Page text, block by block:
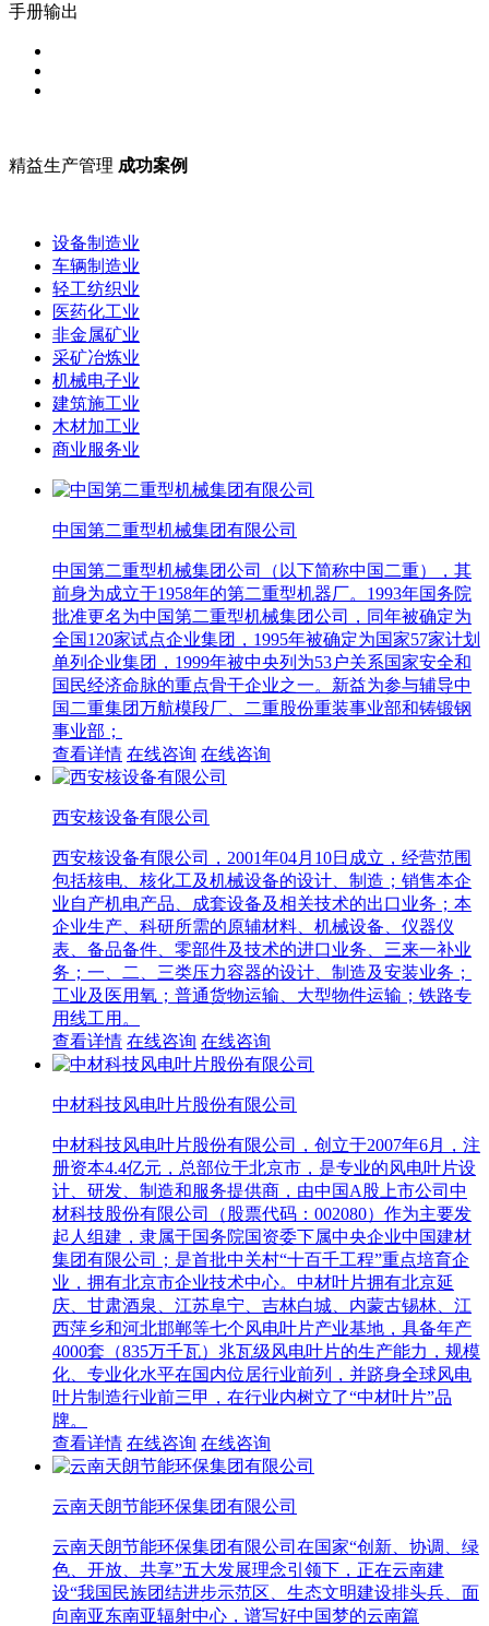
手册输出
精益生产管理 成功案例
设备制造业
车辆制造业
轻工纺织业
医药化工业
非金属矿业
采矿冶炼业
机械电子业
建筑施工业
木材加工业
商业服务业
中国第二重型机械集团有限公司
中国第二重型机械集团公司（以下简称中国二重），其
前身为成立于1958年的第二重型机器厂。1993年国务院
批准更名为中国第二重型机械集团公司，同年被确定为
全国120家试点企业集团，1995年被确定为国家57家计划
单列企业集团，1999年被中央列为53户关系国家安全和
国民经济命脉的重点骨干企业之一。新益为参与辅导中
国二重集团万航模段厂、二重股份重装事业部和铸锻钢
事业部；
查看详情 在线咨询 在线咨询
西安核设备有限公司
西安核设备有限公司，2001年04月10日成立，经营范围
包括核电、核化工及机械设备的设计、制造；销售本企
业自产机电产品、成套设备及相关技术的出口业务；本
企业生产、科研所需的原辅材料、机械设备、仪器仪
表、备品备件、零部件及技术的进口业务、三来一补业
务；一、二、三类压力容器的设计、制造及安装业务；
工业及医用氧；普通货物运输、大型物件运输；铁路专
用线工用。
查看详情 在线咨询 在线咨询
中材科技风电叶片股份有限公司
中材科技风电叶片股份有限公司，创立于2007年6月，注
册资本4.4亿元，总部位于北京市，是专业的风电叶片设
计、研发、制造和服务提供商，由中国A股上市公司中
材科技股份有限公司（股票代码：002080）作为主要发
起人组建，隶属于国务院国资委下属中央企业中国建材
集团有限公司；是首批中关村“十百千工程”重点培育企
业，拥有北京市企业技术中心。中材叶片拥有北京延
庆、甘肃酒泉、江苏阜宁、吉林白城、内蒙古锡林、江
西萍乡和河北邯郸等七个风电叶片产业基地，具备年产
4000套（835万千瓦）兆瓦级风电叶片的生产能力，规模
化、专业化水平在国内位居行业前列，并跻身全球风电
叶片制造行业前三甲，在行业内树立了“中材叶片”品
牌。
查看详情 在线咨询 在线咨询
云南天朗节能环保集团有限公司
云南天朗节能环保集团有限公司在国家“创新、协调、绿
色、开放、共享”五大发展理念引领下，正在云南建
设“我国民族团结进步示范区、生态文明建设排头兵、面
向南亚东南亚辐射中心，谱写好中国梦的云南篇